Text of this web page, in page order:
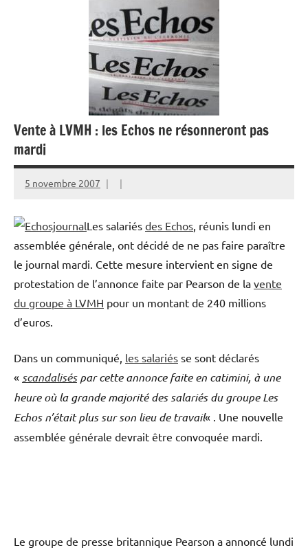
Vente à LVMH : les Echos ne résonneront pas
mardi
5 novembre 2007
Les salariés des Echos , réunis lundi en
assemblée générale, ont décidé de ne pas faire paraître
le journal mardi. Cette mesure intervient en signe de
protestation de l’annonce faite par Pearson de la vente
du groupe à LVMH pour un montant de 240 millions
d’euros.
Dans un communiqué, les salariés se sont déclarés
« scandaliséspar cette annonce faite en catimini, à une
heure où la grande majorité des salariés du groupe Les
Echos n’était plus sur son lieu de travail« . Une nouvelle
assemblée générale devrait être convoquée mardi.
Le groupe de presse britannique Pearson a annoncé lundi